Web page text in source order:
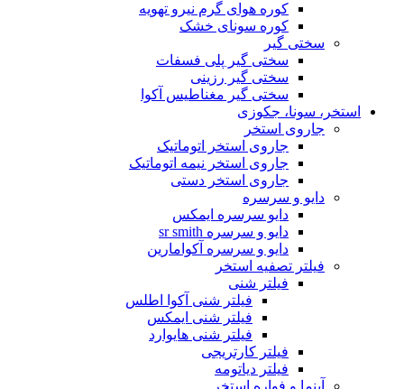
کوره هوای گرم نیرو تهویه
کوره سونای خشک
سختی گیر
سختی گیر پلی فسفات
سختی گیر رزینی
سختی گیر مغناطیس آکوا
استخر، سونا، جکوزی
جاروی استخر
جاروی استخر اتوماتیک
جاروی استخر نیمه اتوماتیک
جاروی استخر دستی
دایو و سرسره
دایو سرسره ایمکس
دایو و سرسره sr smith
دایو و سرسره آکوامارین
فیلتر تصفیه استخر
فیلتر شنی
فیلتر شنی آکوا اطلس
فیلتر شنی ایمکس
فیلتر شنی هایوارد
فیلتر کارتریجی
فیلتر دیاتومه